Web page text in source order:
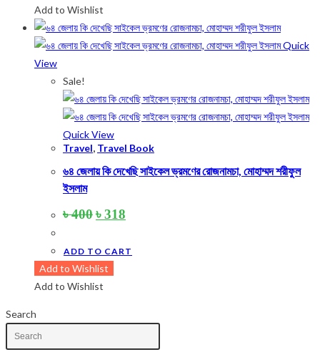
Add to Wishlist
Quick
View
Sale!
Quick View
Travel, Travel Book
৬৪ জেলায় কি দেখেছি সাইকেল ভ্রমণের রোজনামচা, মোহাম্মদ শরীফুল
ইসলাম
৳400Original
price
৳ 400.
৳318
price
৳ 318.
ADD TO CART
Add to Wishlist
Add to Wishlist
Search